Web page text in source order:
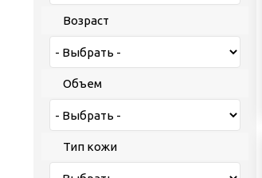
Возраст
Объем
Тип кожи